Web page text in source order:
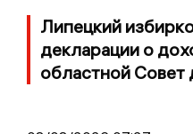
Липецкий
декларации о
областной Совет